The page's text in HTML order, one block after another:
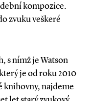
kompozice.
zvuku veškeré
s nímž je Watson
je od roku 2010
knihovny, najdeme